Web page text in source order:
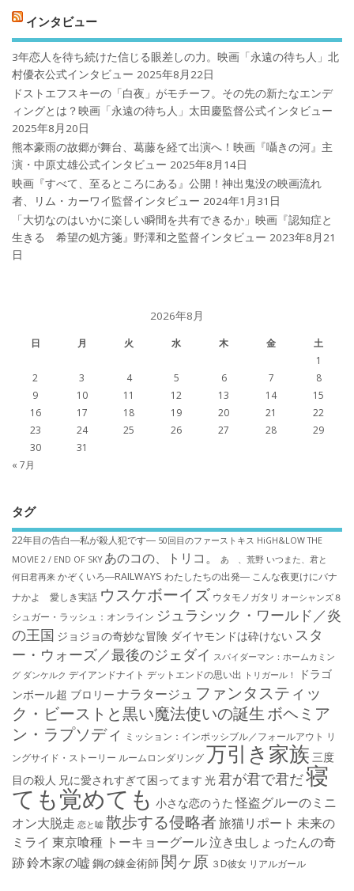
インタビュー
3年恋人を待ち続けた信じる眼差しの力。映画「永遠の待ち人」北
村優衣公式インタビュー 2025年8月22日
ドストエフスキーの「白夜」がモチーフ。その先の新たなエンデ
ィングとは？映画「永遠の待ち人」太田慶監督公式インタビュー
2025年8月20日
熊本豪雨の故郷が舞台、葛藤を経て出演へ！映画『囁きの河』主
演・中原丈雄公式インタビュー 2025年8月14日
映画『すべて、至るところにある』公開！神出鬼没の映画流れ
者、リム・カーワイ監督インタビュー 2024年1月31日
「大切なのはいかに楽しい瞬間を共有できるか」映画『認知症と
生きる 希望の処方箋』野澤和之監督インタビュー 2023年8月21
日
2026年8月
日 月 火 水 木 金
土
1
2
3 4 5 6 7
8
9
10 11 12 13 14
15
16
17 18 19 20 21
22
23
24 25 26 27 28
29
30
31
« 7月
タグ
22年目の告白―私が殺人犯です― 50回目のファーストキス HiGH&LOW THE
MOVIE 2 / END OF SKY あのコの、トリコ。 あゝ、荒野 いつまた、君と
何日君再来 かぞくいろ―RAILWAYS わたしたちの出発― こんな夜更けにバナ
ナかよ 愛しき実話 ウスケボーイズ ウタモノガタリ オーシャンズ８
シュガー・ラッシュ：オ​ンライン ジュラシック・ワールド／炎
の王国 ジョジョの奇妙な冒険 ダイヤモンドは砕けない スタ
ー・ウォーズ／最後のジェダイ スパイダーマン：ホームカミン
グ ダンケルク デイアンドナイト デットエンドの思い出 トリガール！
ドラゴ
ンボール超 ブロリー ナラタージュ ファンタスティッ
ク・ビーストと黒い魔法使いの誕生 ボヘミア
ン・ラプソディ ミッション：インポッシブル／フォールアウト リ
ングサイド・ストーリー ルームロンダリング万引き家族 三度
目の殺人 兄に愛されすぎて困ってます 光君が君で君だ寝
ても覚めても 小さな恋のうた 怪盗グルーのミニ
オン大脱走 恋と嘘 散歩する侵略者旅猫リポート 未来の
ミライ 東京喰種 トーキョーグール泣き虫しょったんの奇
跡鈴木家の嘘 鋼の錬金術師 関ヶ原 ３D彼女 リアルガール